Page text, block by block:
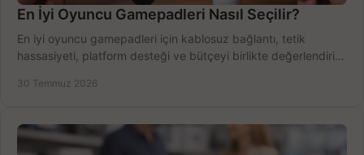
En İyi Oyuncu Gamepadleri Nasıl Seçilir?
En iyi oyuncu gamepadleri için kablosuz bağlantı, tetik
hassasiyeti, platform desteği ve bütçeyi birlikte değerlendirin;
30 Temmuz 2026